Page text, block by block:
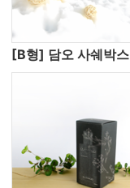
[B형] 담오 사쉐박스